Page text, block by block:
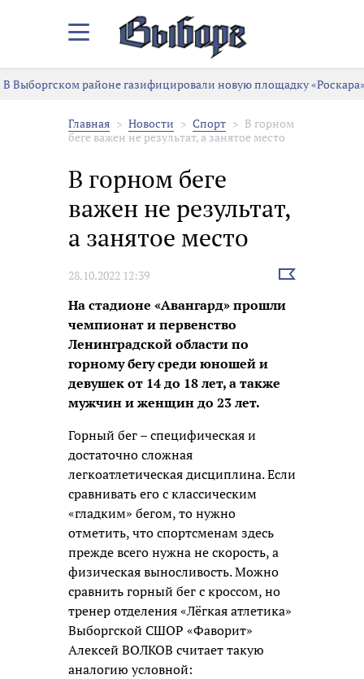
Закрыть/
меню
В Выборгском районе газифицировали новую площадку «Роскара»
Главная Новости Спорт
В горном
беге важен не результат, а занятое место
В горном беге
важен не результат,
а занятое место
28.10.2022 12:39
Выбрать
На стадионе «Авангард» прошли
чемпионат и первенство
Ленинградской области по
горному бегу среди юношей и
девушек от 14 до 18 лет, а также
мужчин и женщин до 23 лет.
Горный бег – специфическая и
достаточно сложная
легкоатлетическая дисциплина. Если
сравнивать его с классическим
«гладким» бегом, то нужно
отметить, что спортсменам здесь
прежде всего нужна не скорость, а
физическая выносливость. Можно
сравнить горный бег с кроссом, но
тренер отделения «Лёгкая атлетика»
Выборгской СШОР «Фаворит»
Алексей ВОЛКОВ считает такую
аналогию условной: